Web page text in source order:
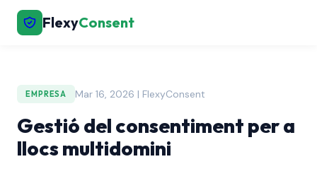
FlexyConsent
EMPRESA Mar 16, 2026 | FlexyConsent
Gestió del consentiment per a
llocs multidomini